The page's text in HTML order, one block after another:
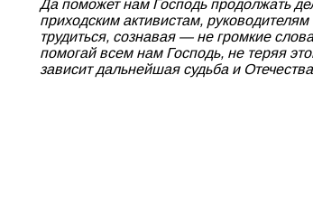
Да поможет нам Господь продолжать
приходским активистам,
трудиться, сознавая — не громкие
помогай всем нам Господь, не теряя
зависит дальнейшая судьба и